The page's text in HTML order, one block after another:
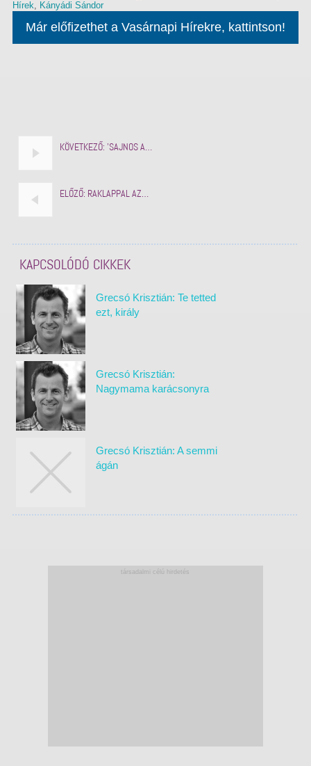
Hírek, Kányádi Sándor
Már előfizethet a Vasárnapi Hírekre, kattintson!
KÖVETKEZŐ: 'SAJNOS A…
ELŐZŐ: RAKLAPPAL AZ…
KAPCSOLÓDÓ CIKKEK
Grecsó Krisztián: Te tetted
ezt, király
Grecsó Krisztián:
Nagymama karácsonyra
Grecsó Krisztián: A semmi
ágán
társadalmi célú hirdetés